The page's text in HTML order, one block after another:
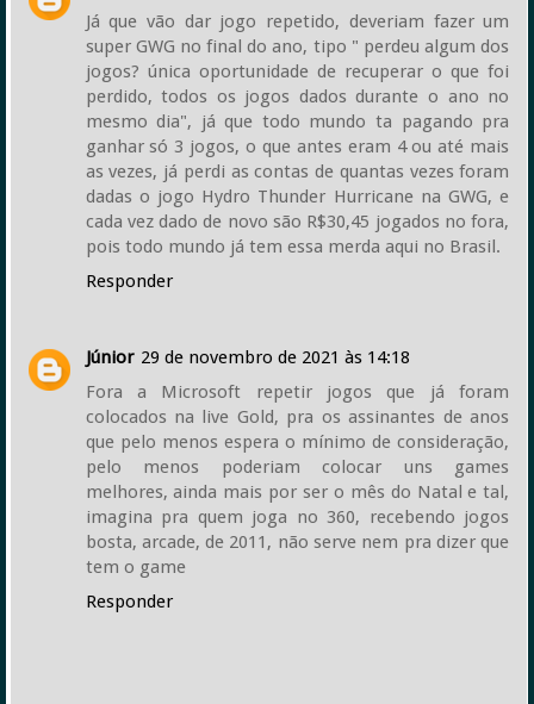
Já que vão dar jogo repetido, deveriam fazer um
super GWG no final do ano, tipo " perdeu algum dos
jogos? única oportunidade de recuperar o que foi
perdido, todos os jogos dados durante o ano no
mesmo dia", já que todo mundo ta pagando pra
ganhar só 3 jogos, o que antes eram 4 ou até mais
as vezes, já perdi as contas de quantas vezes foram
dadas o jogo Hydro Thunder Hurricane na GWG, e
cada vez dado de novo são R$30,45 jogados no fora,
pois todo mundo já tem essa merda aqui no Brasil.
Responder
Júnior 29 de novembro de 2021 às 14:18
Fora a Microsoft repetir jogos que já foram
colocados na live Gold, pra os assinantes de anos
que pelo menos espera o mínimo de consideração,
pelo menos poderiam colocar uns games
melhores, ainda mais por ser o mês do Natal e tal,
imagina pra quem joga no 360, recebendo jogos
bosta, arcade, de 2011, não serve nem pra dizer que
tem o game
Responder